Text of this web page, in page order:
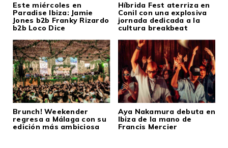
Este miércoles en
Paradise Ibiza: Jamie
Jones b2b Franky Rizardo
b2b Loco Dice
Híbrida Fest aterriza en
Conil con una explosiva
jornada dedicada a la
cultura breakbeat
Brunch! Weekender
regresa a Málaga con su
edición más ambiciosa
Aya Nakamura debuta en
Ibiza de la mano de
Francis Mercier